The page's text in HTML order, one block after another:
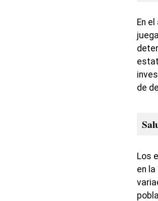
En
de
Los
en